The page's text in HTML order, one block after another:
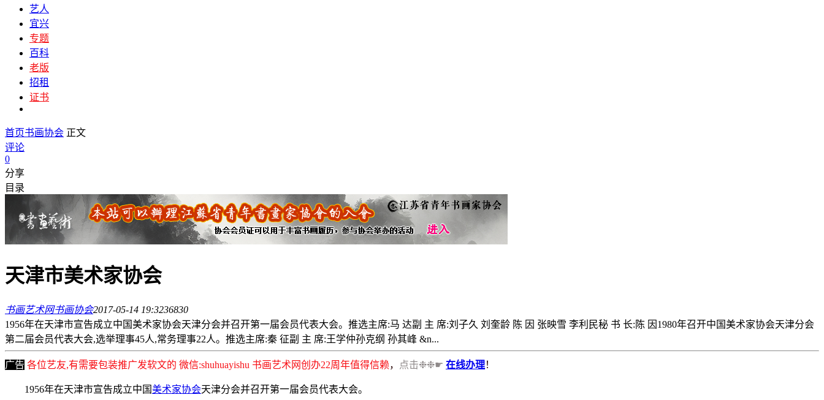
艺人
宜兴
专题
百科
老版
招租
证书
首页书画协会 正文
评论
0
分享
目录
天津市美术家协会
书画艺术网书画协会2017-05-14 19:3236830
1956年在天津市宣告成立中国美术家协会天津分会并召开第一届会员代表大会。推选主席:马 达副 主 席:刘子久 刘奎龄 陈 因 张映雪 李利民秘 书 长:陈 因1980年召开中国美术家协会天津分会
第二届会员代表大会,选举理事45人,常务理事22人。推选主席:秦 征副 主 席:王学仲孙克纲 孙其峰 &n...
广告 各位艺友,有需要包装推广发软文的 微信:shuhuayishu 书画艺术网创办22周年值得信赖， 点击❉❉☛ 在线办理！
1956年在天津市宣告成立中国美术家协会天津分会并召开第一届会员代表大会。